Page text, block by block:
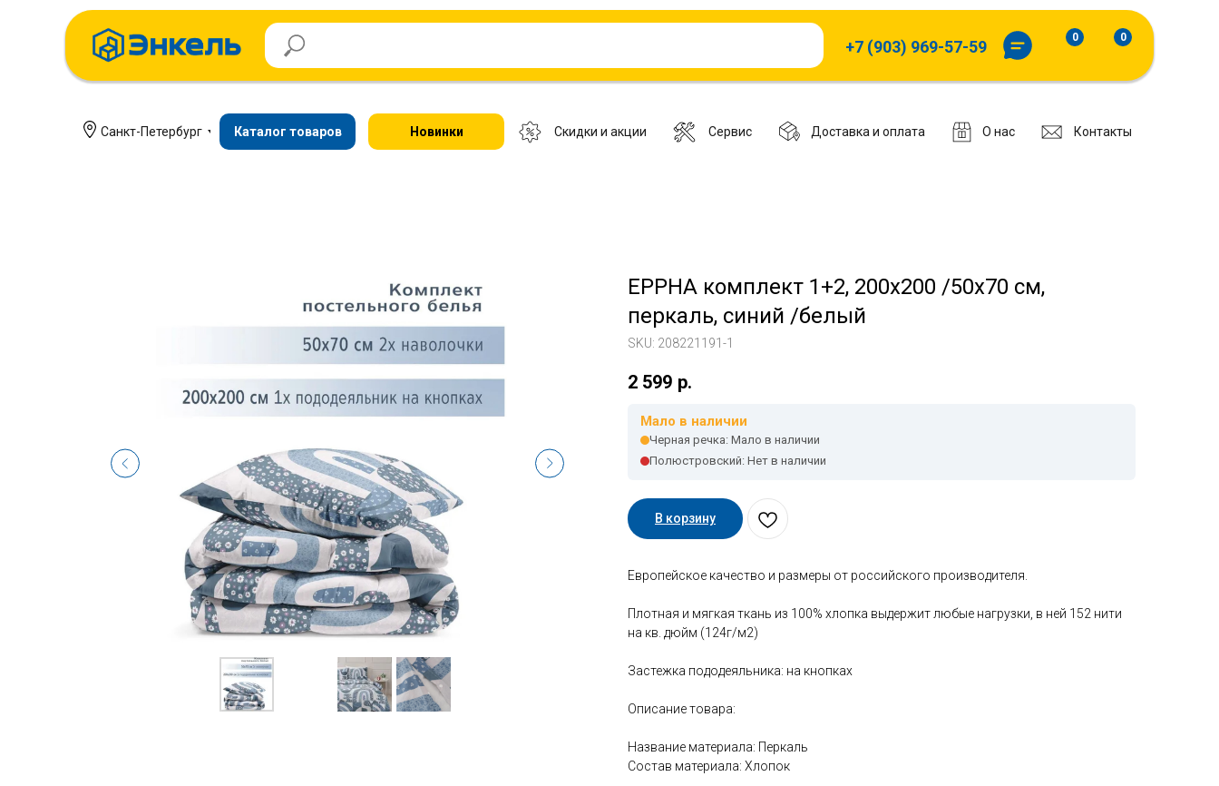
+7 (903) 969-57-59 0
0
Контакты
О нас
Доставка и оплата
Скидки и акции Сервис
Каталог товаров Новинки
Санкт-Петербург
ЕРРНА комплект 1+2, 200х200 /50х70 см,
перкаль, синий /белый
SKU: 208221191-1
2 599 р.
Мало в наличии
Черная речка: Мало в наличии
Полюстровский: Нет в наличии
В корзину
Европейское качество и размеры от российского производителя.
Плотная и мягкая ткань из 100% хлопка выдержит любые нагрузки, в ней 152 нити
на кв. дюйм (124г/м2)
Застежка пододеяльника: на кнопках
Описание товара:
Название материала: Перкаль
Состав материала: Хлопок